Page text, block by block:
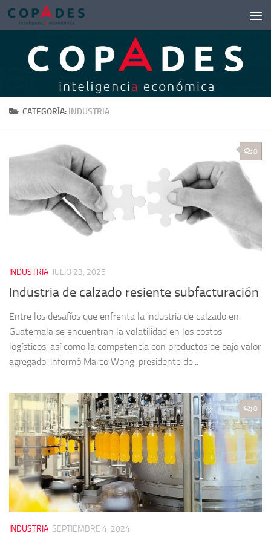
Saltar al contenido
CATEGORÍA: INDUSTRIA
0
INDUSTRIA JULIO 23, 2025
Industria de calzado resiente subfacturación
Entre los desafíos que enfrenta la industria de calzado en
Guatemala se encuentran la volatilidad en los costos
logísticos, así como la competencia con productos de bajo valor
agregado, informó Marco Wong, presidente de...
0
INDUSTRIA SEPTIEMBRE 4, 2024